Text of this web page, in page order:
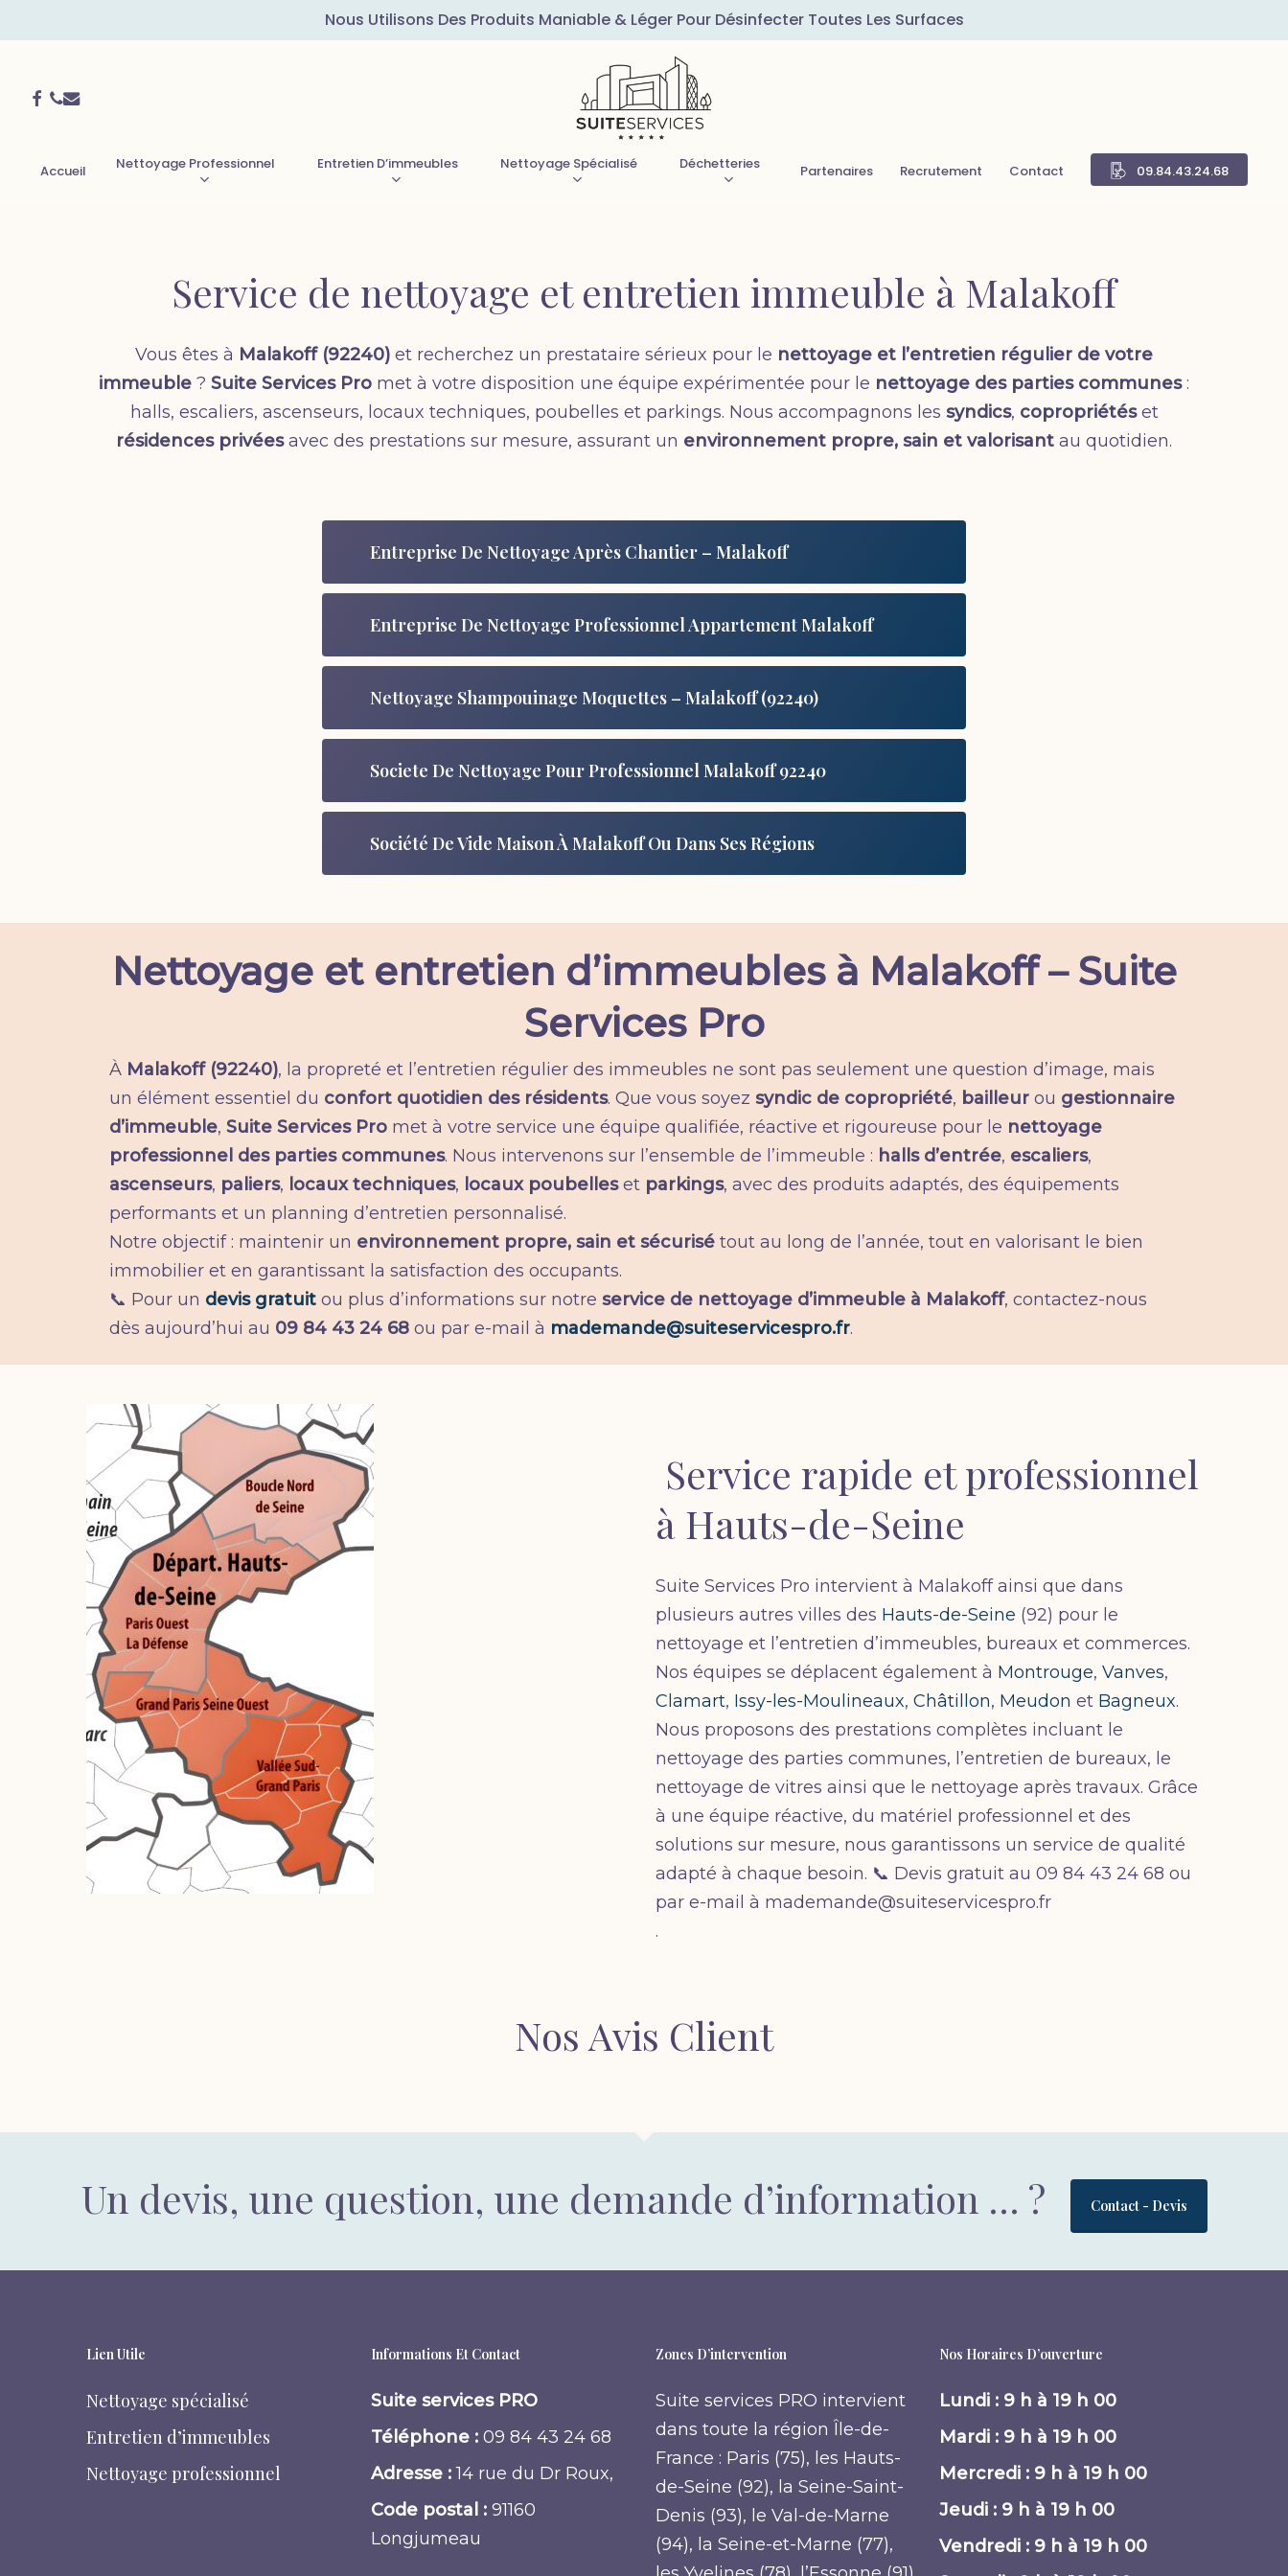
to
content
Nous Utilisons Des Produits Maniable & Léger Pour Désinfecter Toutes Les Surfaces
Facebook
Phone
Email
Accueil Nettoyage Professionnel Entretien D’immeubles Nettoyage Spécialisé Déchetteries Partenaires Recrutement Contact 09.84.43.24.68
Service de nettoyage et entretien immeuble à Malakoff
Vous êtes à Malakoff (92240) et recherchez un prestataire sérieux pour le nettoyage et l’entretien régulier de votre
immeuble ? Suite Services Pro met à votre disposition une équipe expérimentée pour le nettoyage des parties communes:
halls, escaliers, ascenseurs, locaux techniques, poubelles et parkings. Nous accompagnons les syndics, copropriétéset
résidences privéesavec des prestations sur mesure, assurant un environnement propre, sain et valorisant au quotidien.
Entreprise De Nettoyage Après Chantier – Malakoff
Entreprise De Nettoyage Professionnel Appartement Malakoff
Nettoyage Shampouinage Moquettes – Malakoff (92240)
Societe De Nettoyage Pour Professionnel Malakoff 92240
Société De Vide Maison À Malakoff Ou Dans Ses Régions
Nettoyage et entretien d’immeubles à Malakoff – Suite
Services Pro
À Malakoff (92240), la propreté et l’entretien régulier des immeubles ne sont pas seulement une question d’image, mais
un élément essentiel du confort quotidien des résidents. Que vous soyez syndic de copropriété, bailleurou gestionnaire
d’immeuble, Suite Services Promet à votre service une équipe qualifiée, réactive et rigoureuse pour le nettoyage
professionnel des parties communes. Nous intervenons sur l’ensemble de l’immeuble : halls d’entrée, escaliers,
ascenseurs, paliers, locaux techniques, locaux poubelleset parkings, avec des produits adaptés, des équipements
performants et un planning d’entretien personnalisé.
Notre objectif : maintenir un environnement propre, sain et sécurisétout au long de l’année, tout en valorisant le bien
immobilier et en garantissant la satisfaction des occupants.
📞 Pour un devis gratuitou plus d’informations sur notre service de nettoyage d’immeuble à Malakoff, contactez-nous
dès aujourd’hui au 09 84 43 24 68ou par e-mail à mademande@suiteservicespro.fr.
Service rapide et professionnel
à Hauts-de-Seine
Suite Services Pro intervient à Malakoff ainsi que dans
plusieurs autres villes des Hauts-de-Seine (92) pour le
nettoyage et l’entretien d’immeubles, bureaux et commerces.
Nos équipes se déplacent également à Montrouge, Vanves,
Clamart, Issy-les-Moulineaux, Châtillon, Meudon et Bagneux.
Nous proposons des prestations complètes incluant le
nettoyage des parties communes, l’entretien de bureaux, le
nettoyage de vitres ainsi que le nettoyage après travaux. Grâce
à une équipe réactive, du matériel professionnel et des
solutions sur mesure, nous garantissons un service de qualité
adapté à chaque besoin. 📞 Devis gratuit au 09 84 43 24 68 ou
par e-mail à mademande@suiteservicespro.fr
.
Nos Avis Client
Un devis, une question, une demande d’information … ? Contact - Devis
Lien Utile
Nettoyage spécialisé
Entretien d’immeubles
Nettoyage professionnel
Informations Et Contact
Suite services PRO
Téléphone :09 84 43 24 68
Adresse :14 rue du Dr Roux,
Code postal : 91160
Longjumeau
Zones D’intervention
Suite services PRO intervient
dans toute la région Île-de-
France : Paris (75), les Hauts-
de-Seine (92), la Seine-Saint-
Denis (93), le Val-de-Marne
(94), la Seine-et-Marne (77),
Nos Horaires D’ouverture
Lundi : 9 h à 19 h 00
Mardi : 9 h à 19 h 00
Mercredi : 9 h à 19 h 00
Jeudi : 9 h à 19 h 00
Vendredi : 9 h à 19 h 00